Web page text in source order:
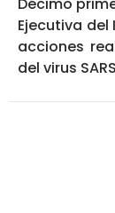
Décimo
Ejecutiva
acciones
del virus